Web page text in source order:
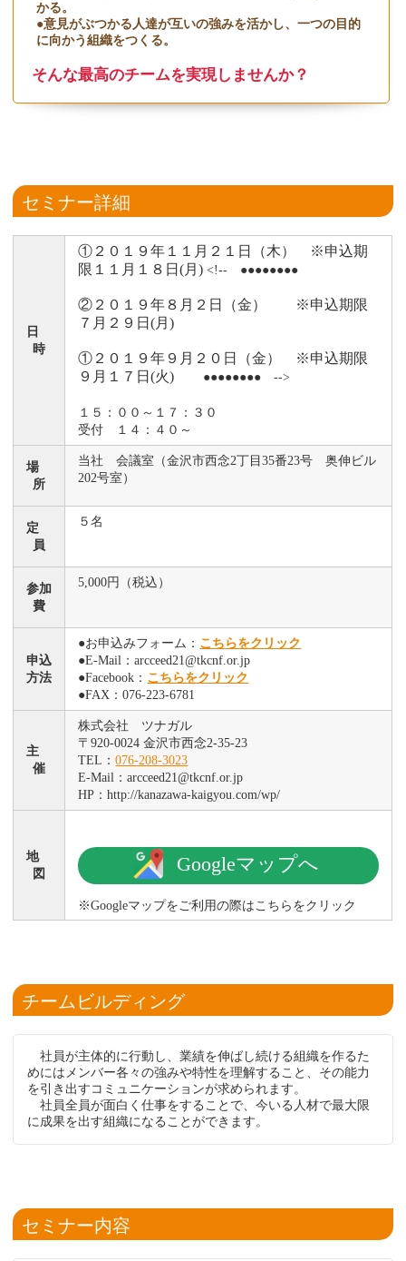
かる。
●意見がぶつかる人達が互いの強みを活かし、一つの目的
に向かう組織をつくる。
そんな最高のチームを実現しませんか？
セミナー詳細
日
時
①２０１９年１１月２１日（木） ※申込期
限１１月１８日(月) <!-- ●●●●●●●●
②２０１９年８月２日（金） ※申込期限
７月２９日(月)
①２０１９年９月２０日（金） ※申込期限
９月１７日(火) ●●●●●●●● -->
１５：００～１７：３０
受付 １４：４０～
場
所
当社 会議室（金沢市西念2丁目35番23号 奥伸ビル
202号室）
定
員
５名
参加
費
5,000円（税込）
申込
方法
●お申込みフォーム： こちらをクリック
●E-Mail：arcceed21@tkcnf.or.jp
●Facebook： こちらをクリック
●FAX：076-223-6781
主
催
株式会社 ツナガル
〒920-0024 金沢市西念2-35-23
TEL：076-208-3023
E-Mail：arcceed21@tkcnf.or.jp
HP：http://kanazawa-kaigyou.com/wp/
地
図
Googleマップへ
※Googleマップをご利用の際はこちらをクリック
チームビルディング
社員が主体的に行動し、業績を伸ばし続ける組織を作るた
めにはメンバー各々の強みや特性を理解すること、その能力
を引き出すコミュニケーションが求められます。
社員全員が面白く仕事をすることで、今いる人材で最大限
に成果を出す組織になることができます。
セミナー内容